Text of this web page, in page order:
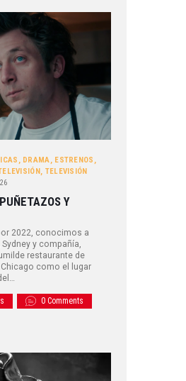
, DRAMA, ESTRENOS ,
, TELEVISIÓN
Y
2022, conocimos a
y compañía,
restaurante de
como el lugar
0 Comments